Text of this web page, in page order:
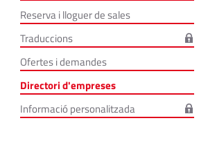
Reserva i lloguer de sales
Traduccions
Ofertes i demandes
Directori d'empreses
Informació personalitzada